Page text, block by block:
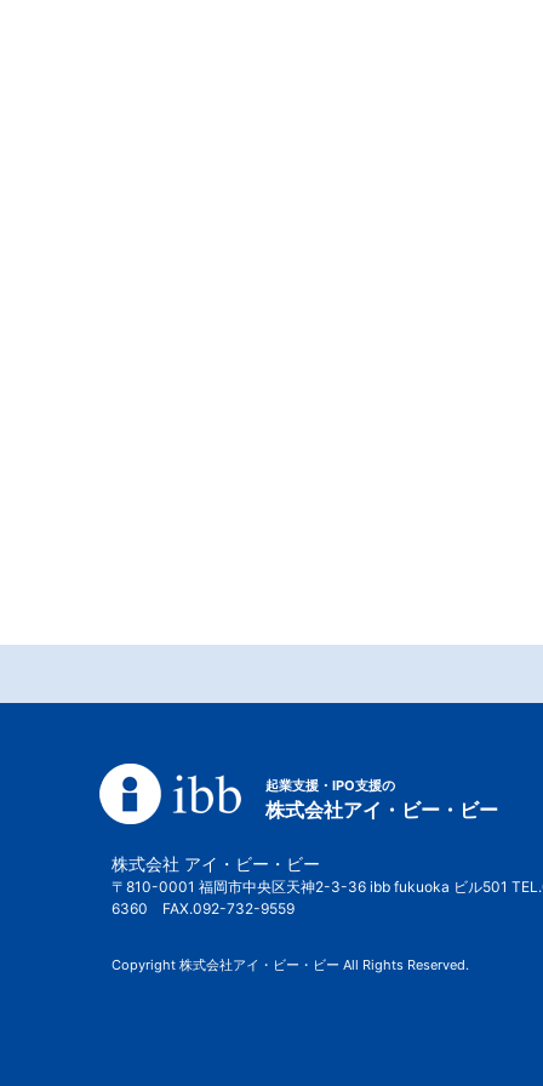
起業支援・IPO支援の
株式会社アイ・ビー・ビー
株式会社 アイ・ビー・ビー
〒810-0001 福岡市中央区天神2-3-36 ibb fukuoka ビル501
6360 FAX.092-732-9559
Copyright 株式会社アイ・ビー・ビー All Rights Reserved.